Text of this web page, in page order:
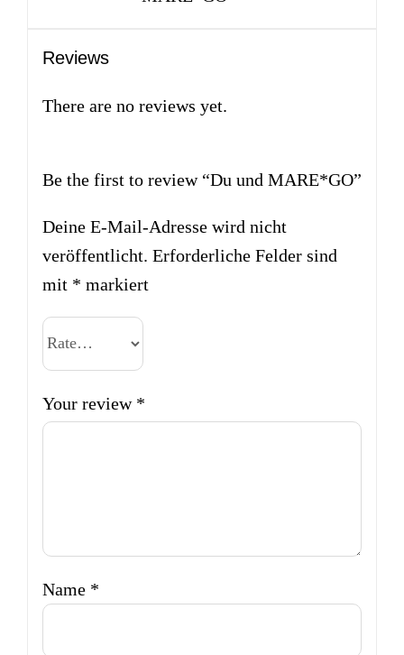
Reviews
There are no reviews yet.
Be the first to review “Du und MARE*GO”
Deine E-Mail-Adresse wird nicht
veröffentlicht. Erforderliche Felder sind
mit * markiert
Your review *
Name *